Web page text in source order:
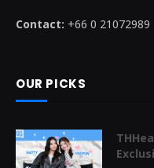
Contact: +66 0 21072989
OUR PICKS